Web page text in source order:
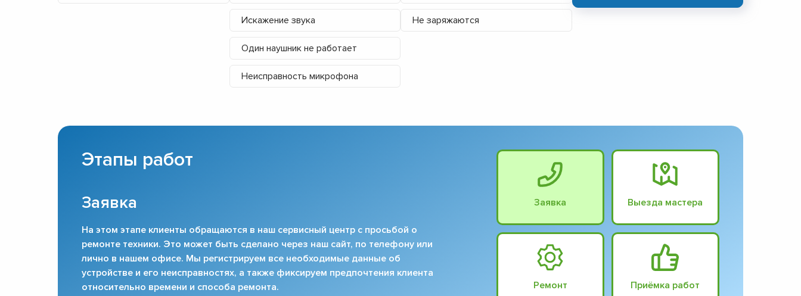
Искажение звука
Один наушник не работает
Неисправность микрофона
Не заряжаются
Этапы работ
Заявка
На этом этапе клиенты обращаются в наш сервисный центр с просьбой о
ремонте техники. Это может быть сделано через наш сайт, по телефону или
лично в нашем офисе. Мы регистрируем все необходимые данные об
устройстве и его неисправностях, а также фиксируем предпочтения клиента
относительно времени и способа ремонта.
Заявка Выезда мастера
Ремонт Приёмка работ
▼
▼
▼